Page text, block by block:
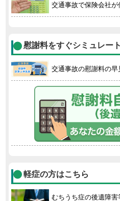
交通事故で保険会社
慰謝料をすぐシミュレート
交通事故の慰謝料の早
軽症の方はこちら
むちうち症の後遺障害